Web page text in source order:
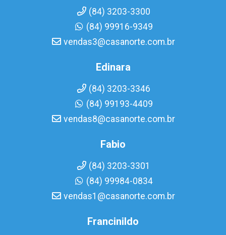
(84) 3203-3300
(84) 99916-9349
vendas3@casanorte.com.br
Edinara
(84) 3203-3346
(84) 99193-4409
vendas8@casanorte.com.br
Fabio
(84) 3203-3301
(84) 99984-0834
vendas1@casanorte.com.br
Francinildo